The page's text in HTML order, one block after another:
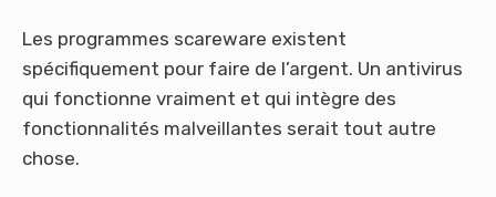
Les programmes scareware existent
spécifiquement pour faire de l’argent. Un antivirus
qui fonctionne vraiment et qui intègre des
fonctionnalités malveillantes serait tout autre
chose.